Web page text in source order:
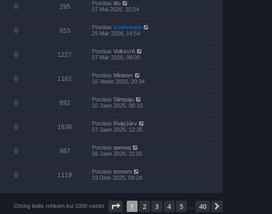
0 295 Postitas tito
07 Mai 2026, 10:24
0 653 Postitas vredestein
25 Mär 2026, 14:54
0 1227 Postitas Volksvr6
07 Mär 2026, 06:00
0 1162 Postitas Minister
16 Veebr 2026, 20:34
0 892 Postitas Siimpaju
10 Jaan 2026, 08:10
0 1638 Postitas ReijoJärv
07 Jaan 2026, 12:35
0 987 Postitas qwewq
06 Jaan 2026, 11:00
0 1119 Postitas tommm
19 Dets 2025, 09:24
Otsing leidis rohkem kui 1000 vastet . leht 40 -st
1 2 3 4 5 40